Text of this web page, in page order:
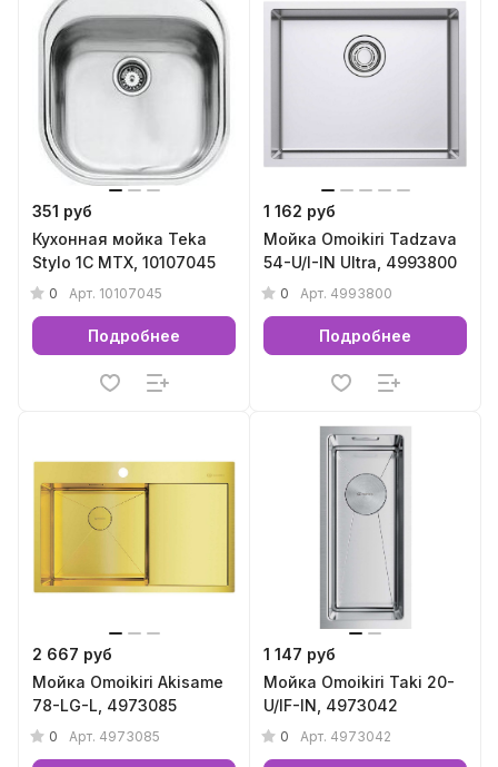
351 руб
Кухонная мойка Teka
Stylo 1C MTX, 10107045
0 Арт. 10107045
Подробнее
1 162 руб
Мойка Omoikiri Tadzava
54-U/I-IN Ultra, 4993800
0 Арт. 4993800
Подробнее
2 667 руб
Мойка Omoikiri Akisame
78-LG-L, 4973085
0 Арт. 4973085
1 147 руб
Мойка Omoikiri Taki 20-
U/IF-IN, 4973042
0 Арт. 4973042